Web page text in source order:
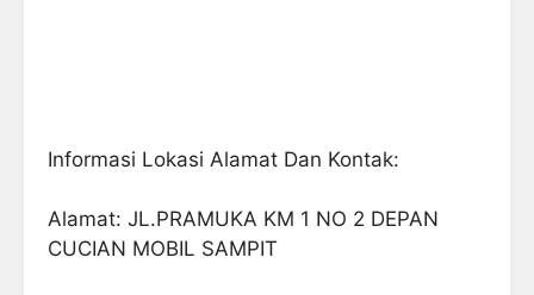
Informasi Lokasi Alamat Dan Kontak:
Alamat: JL.PRAMUKA KM 1 NO 2 DEPAN
CUCIAN MOBIL SAMPIT